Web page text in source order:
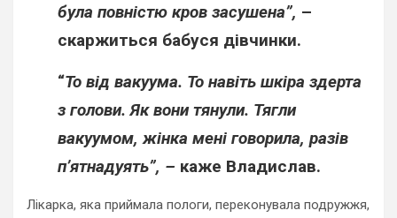
була повністю кров засушена”, –
скаржиться бабуся дівчинки.
“То від вакуума. То навіть шкіра здерта
з голови. Як вони тянули. Тягли
вакуумом, жінка мені говорила, разів
п’ятнадуять”, – каже Владислав.
Лікарка, яка приймала пологи, переконувала подружжя,